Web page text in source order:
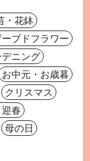
・花鉢
ブドフラワー
ニング
お中元・お歳暮
クリスマス
春
母の日